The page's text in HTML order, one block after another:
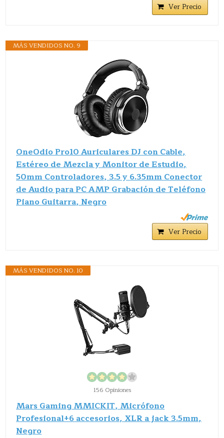
Ver Precio
MÁS VENDIDOS NO. 9
OneOdio Pro10 Auriculares DJ con Cable,
Estéreo de Mezcla y Monitor de Estudio,
50mm Controladores, 3.5 y 6.35mm Conector
de Audio para PC AMP Grabación de Teléfono
Piano Guitarra, Negro
Ver Precio
MÁS VENDIDOS NO. 10
156 Opiniones
Mars Gaming MMICKIT, Micrófono
Profesional+6 accesorios, XLR a jack 3.5mm,
Negro